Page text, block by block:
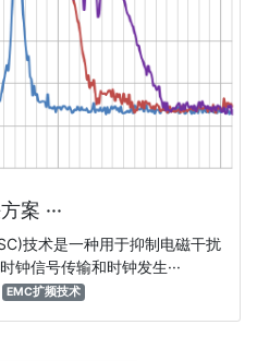
案 ···
技术是一种用于抑制电磁干扰
钟信号传输和时钟发生···
EMC扩频技术